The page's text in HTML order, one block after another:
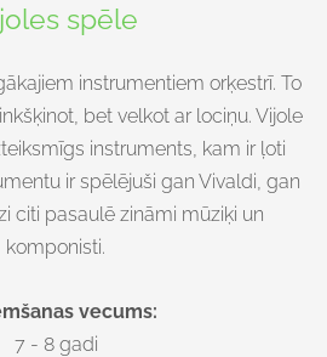
spēle
instrumentiem orķestrī. To
bet velkot ar lociņu. Vijole
instruments, kam ir ļoti
ir spēlējuši gan Vivaldi, gan
citi pasaulē zināmi mūziķi un
komponisti.
vecums:
7 - 8 gadi